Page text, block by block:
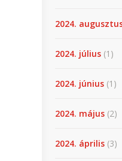
2024.
2024. július (1)
2024. június (1)
2024. május (2)
2024. április (3)